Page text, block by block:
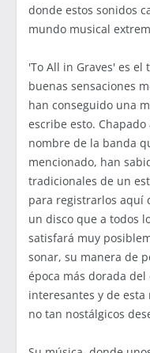
donde estos sonidos
mundo musical
'To All in Graves' es
buenas sensaciones
han conseguido una
escribe esto.
nombre de la banda
mencionado, han
tradicionales de un
para registrarlos aquí
un disco que a todos
satisfará muy
sonar, su manera de
época más dorada
interesantes y de
no tan nostálgicos